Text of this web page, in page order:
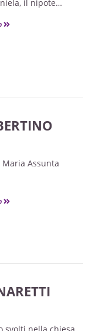
il nipote
Armando e il
Assunta